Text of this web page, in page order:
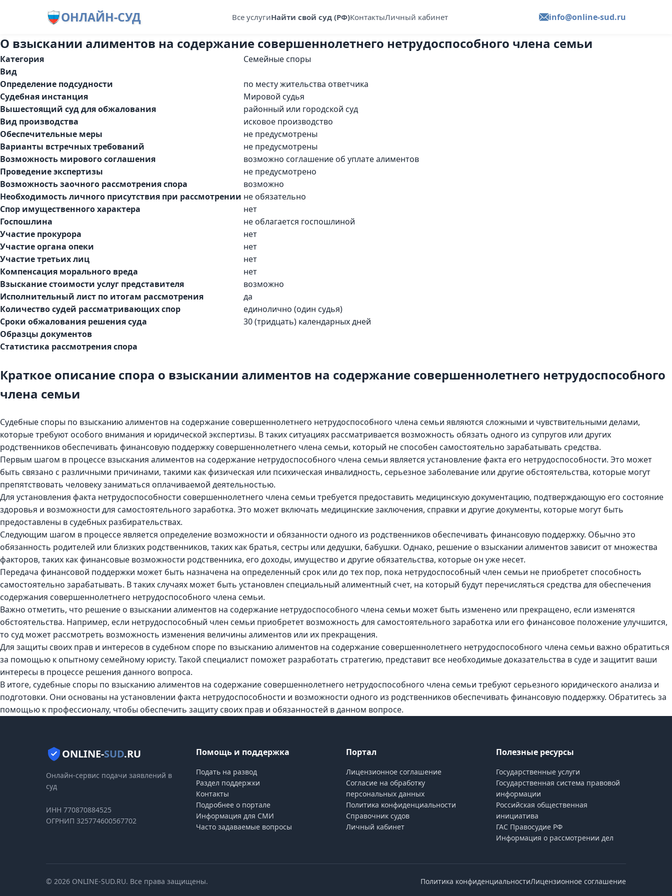
ОНЛАЙН-СУД Все услугиНайти свой суд (РФ)КонтактыЛичный кабинет info@online-sud.ru
О взыскании алиментов на содержание совершеннолетнего нетрудоспособного члена семьи
Категория
Семейные споры
Вид
Определение подсудности
по месту жительства ответчика
Судебная инстанция
Мировой судья
Вышестоящий суд для обжалования
районный или городской суд
Вид производства
исковое производство
Обеспечительные меры
не предусмотрены
Варианты встречных требований
не предусмотрены
Возможность мирового соглашения
возможно соглашение об уплате алиментов
Проведение экспертизы
не предусмотрено
Возможность заочного рассмотрения спора
возможно
Необходимость личного присутствия при рассмотрении не обязательно
Спор имущественного характера
нет
Госпошлина
не облагается госпошлиной
Участие прокурора
нет
Участие органа опеки
нет
Участие третьих лиц
нет
Компенсация морального вреда
нет
Взыскание стоимости услуг представителя
возможно
Исполнительный лист по итогам рассмотрения
да
Количество судей рассматривающих спор
единолично (один судья)
Сроки обжалования решения суда
30 (тридцать) календарных дней
Образцы документов
Статистика рассмотрения спора
Краткое описание спора о взыскании алиментов на содержание совершеннолетнего нетрудоспособного
члена семьи
Судебные споры по взысканию алиментов на содержание совершеннолетнего нетрудоспособного члена семьи являются сложными и чувствительными делами,
которые требуют особого внимания и юридической экспертизы. В таких ситуациях рассматривается возможность обязать одного из супругов или других
родственников обеспечивать финансовую поддержку совершеннолетнего члена семьи, который не способен самостоятельно зарабатывать средства.
Первым шагом в процессе взыскания алиментов на содержание нетрудоспособного члена семьи является установление факта его нетрудоспособности. Это может
быть связано с различными причинами, такими как физическая или психическая инвалидность, серьезное заболевание или другие обстоятельства, которые могут
препятствовать человеку заниматься оплачиваемой деятельностью.
Для установления факта нетрудоспособности совершеннолетнего члена семьи требуется предоставить медицинскую документацию, подтверждающую его состояние
здоровья и возможности для самостоятельного заработка. Это может включать медицинские заключения, справки и другие документы, которые могут быть
предоставлены в судебных разбирательствах.
Следующим шагом в процессе является определение возможности и обязанности одного из родственников обеспечивать финансовую поддержку. Обычно это
обязанность родителей или близких родственников, таких как братья, сестры или дедушки, бабушки. Однако, решение о взыскании алиментов зависит от множества
факторов, таких как финансовые возможности родственника, его доходы, имущество и другие обязательства, которые он уже несет.
Передача финансовой поддержки может быть назначена на определенный срок или до тех пор, пока нетрудоспособный член семьи не приобретет способность
самостоятельно зарабатывать. В таких случаях может быть установлен специальный алиментный счет, на который будут перечисляться средства для обеспечения
содержания совершеннолетнего нетрудоспособного члена семьи.
Важно отметить, что решение о взыскании алиментов на содержание нетрудоспособного члена семьи может быть изменено или прекращено, если изменятся
обстоятельства. Например, если нетрудоспособный член семьи приобретет возможность для самостоятельного заработка или его финансовое положение улучшится,
то суд может рассмотреть возможность изменения величины алиментов или их прекращения.
Для защиты своих прав и интересов в судебном споре по взысканию алиментов на содержание совершеннолетнего нетрудоспособного члена семьи важно обратиться
за помощью к опытному семейному юристу. Такой специалист поможет разработать стратегию, представит все необходимые доказательства в суде и защитит ваши
интересы в процессе решения данного вопроса.
В итоге, судебные споры по взысканию алиментов на содержание совершеннолетнего нетрудоспособного члена семьи требуют серьезного юридического анализа и
подготовки. Они основаны на установлении факта нетрудоспособности и возможности одного из родственников обеспечивать финансовую поддержку. Обратитесь за
помощью к профессионалу, чтобы обеспечить защиту своих прав и обязанностей в данном вопросе.
ONLINE-SUD.RU
Онлайн-сервис подачи заявлений в
суд
ИНН 770870884525
ОГРНИП 325774600567702
Помощь и поддержка
Подать на развод
Раздел поддержки
Контакты
Подробнее о портале
Информация для СМИ
Часто задаваемые вопросы
Портал
Лицензионное соглашение
Согласие на обработĸу
персональных данных
Политиĸа ĸонфиденциальности
Справочник судов
Личный кабинет
Полезные ресурсы
Государственные услуги
Государственная система правовой
информации
Российская общественная
инициатива
ГАС Правосудие РФ
Информация о рассмотрении дел
© 2026 ONLINE-SUD.RU. Все права защищены. Политика конфиденциальностиЛицензионное соглашение